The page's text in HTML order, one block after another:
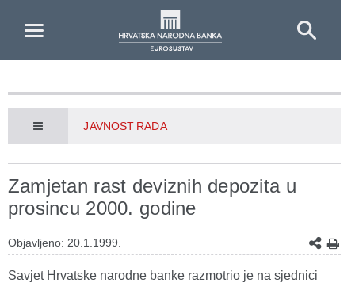
JAVNOST RADA
Zamjetan rast deviznih depozita u
prosincu 2000. godine
Objavljeno: 20.1.1999.
Savjet Hrvatske narodne banke razmotrio je na sjednici